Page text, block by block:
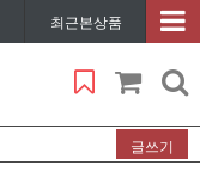
최근본상품
글쓰기